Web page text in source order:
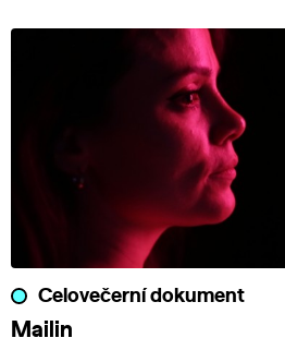
Celovečerní dokument
Mailin